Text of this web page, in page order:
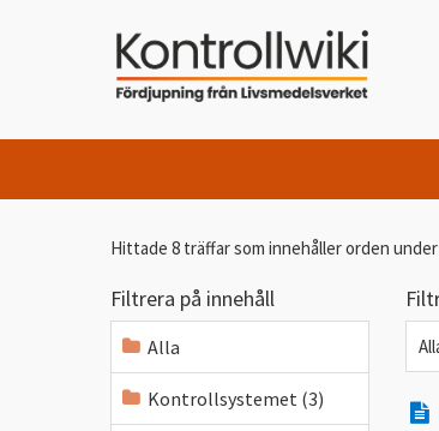
Hittade 8 träffar som innehåller orden under
Filtrera på innehåll
Alla
Kontrollsystemet (3)